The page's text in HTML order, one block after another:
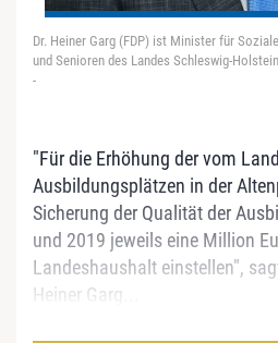
Dr. Heiner Garg (FDP) ist Minister für
und Senioren des Landes Schleswig-
-
"Für die Erhöhung der vom
Ausbildungsplätzen in der
Sicherung der Qualität der
und 2019 jeweils eine Million
Landeshaushalt einstellen",
Heiner Garg...